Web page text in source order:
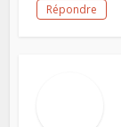
Répondre